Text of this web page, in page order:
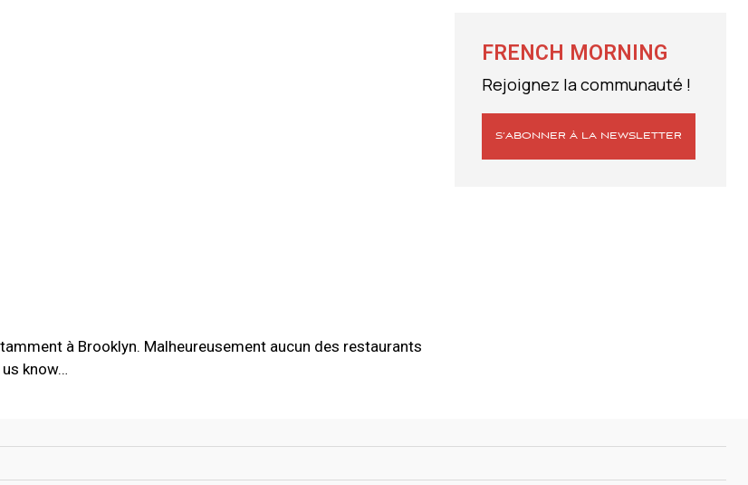
à Brooklyn. Malheureusement aucun des restaurants
know…
FRENCH MORNING
Rejoignez la communauté !
S’ABONNER À LA NEWSLETTER